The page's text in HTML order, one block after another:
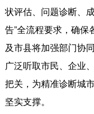
状评估、问题诊断、
告”全流程要求，确
及市县将加强部门协
广泛听取市民、企业
把关，为精准诊断城
坚实支撑。